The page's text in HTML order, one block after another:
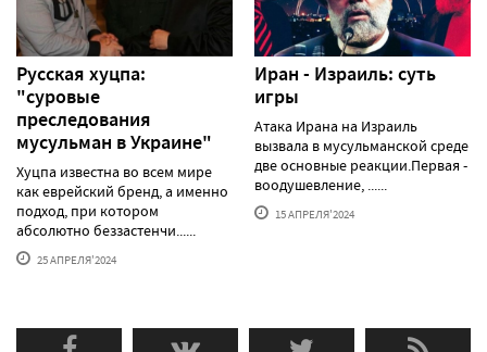
Русская хуцпа:
"суровые
преследования
мусульман в Украине"
Хуцпа известна во всем мире
как еврейский бренд, а именно
подход, при котором
абсолютно беззастенчи......
25 АПРЕЛЯ'2024
Иран - Израиль: суть
игры
Атака Ирана на Израиль
вызвала в мусульманской среде
две основные реакции.Первая -
воодушевление, ......
15 АПРЕЛЯ'2024